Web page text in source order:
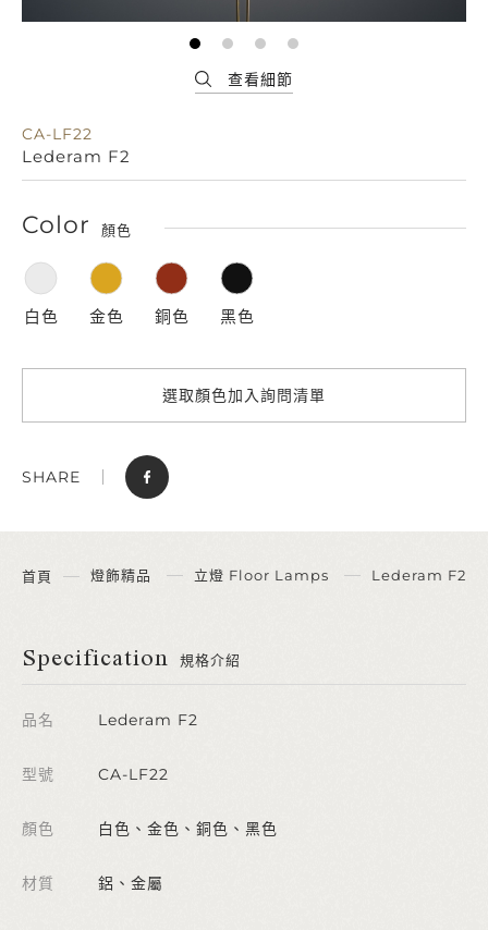
CA-LF22
Lederam F2
Color 顏色
白色 金色 銅色 黑色
選取顏色加入詢問清單
SHARE
首頁 燈飾精品 立燈 Floor Lamps Lederam F2
Specification 規格介紹
品名 Lederam F2
型號 CA-LF22
顏色 白色、金色、銅色、黑色
材質 鋁、金屬